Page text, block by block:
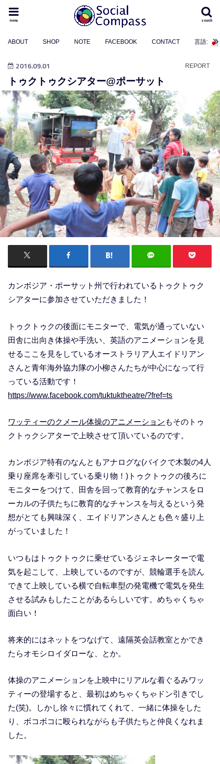
search
menu
ABOUT SHOP NOTE FACEBOOK CONTACT 言語:
REPORT
2016.09.01
トゥクトゥクシアター@ポーサット
カンボジア・ポーサット州で行われているトゥクトゥク
シアターに参加させていただきました！
トゥクトゥクの後面にモニターで、電気が通っていない
田舎に出向き体操や手洗い、英語のアニメーションを見
せるここを見をしているオーストラリア人エイドリアン
さんと青年海外協力隊の小柳さんたちが中心になって行
っている活動です！
https://www.facebook.com/tuktuktheatre/?fref=ts
ワッティーのクメール体操のアニメーション もそのトゥ
クトゥクシアターで上映させて頂いているのです。
カンボジア特有のなんともアナログな(バイクで木製の4人
乗り座席を牽引している乗り物！)トゥクトゥクの後ろに
モニターをつけて、田舎を回って教育的なチャンスをロ
ーカルの子供たちに教育的なチャンスを与えるという発
想がとても興味深く、エイドリアンさんとも色々盛り上
がっていました！
いつもはトゥクトゥクに乗せているジェネレーターで電
気を起こして、上映しているのですが、競輪選手を読ん
できて上映している横で自転車型の発電機で電気を発生
させる試みもしたことがあるらしいです。めちゃくちゃ
面白い！
将来的にはネットをつなげて、遠隔英会話教室とかでき
たらオモシロイダローな、とか。
体操のアニメーションを上映中にリアルな着ぐるみワッ
ティーの登場すると、最初はめちゃくちゃドン引きでし
た(笑)。しかし徐々に慣れてくれて、一緒に体操をした
り、ボコボコに殴られながらも子供たちと仲良くなれま
した。